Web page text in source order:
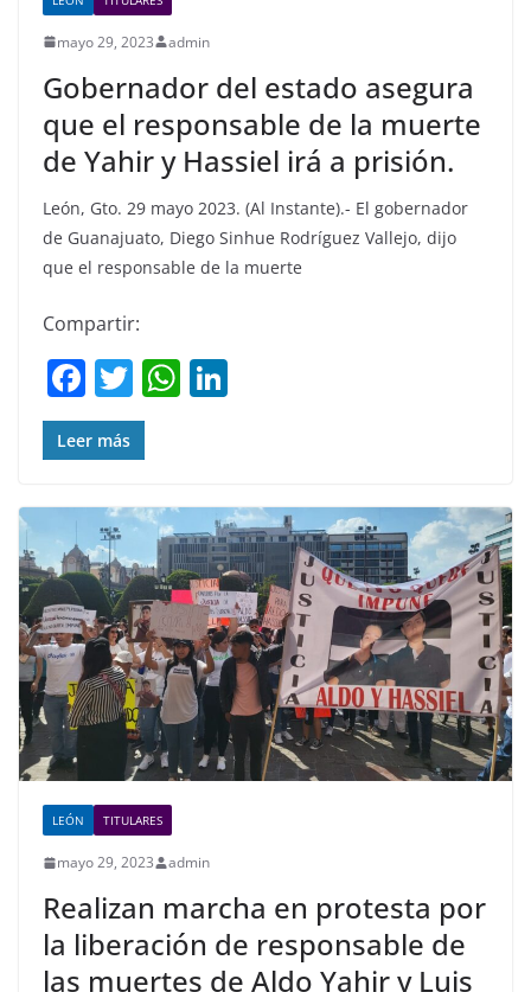
mayo 29, 2023 admin
Gobernador del estado asegura
que el responsable de la muerte
de Yahir y Hassiel irá a prisión.
León, Gto. 29 mayo 2023. (Al Instante).- El gobernador
de Guanajuato, Diego Sinhue Rodríguez Vallejo, dijo
que el responsable de la muerte
Compartir:
F
a
c
b
o
o
k
T
w
itt
W
A
p
p
dI
n
Leer más
LEÓN TITULARES
mayo 29, 2023 admin
Realizan marcha en protesta por
la liberación de responsable de
las muertes de Aldo Yahir y Luis